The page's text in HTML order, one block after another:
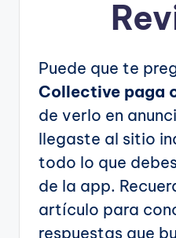
Puede que te
Collective paga
de verlo en
llegaste al sitio
todo lo que
de la app.
artículo para
respuestas que